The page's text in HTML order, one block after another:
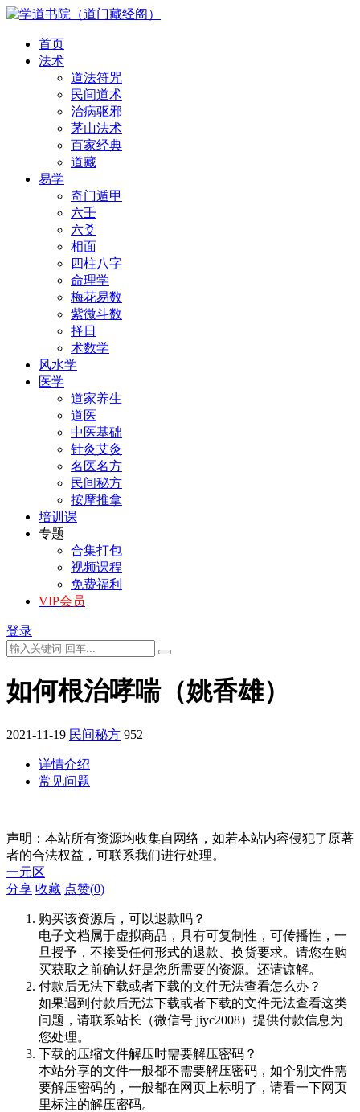
首页
法术
道法符咒
民间道术
治病驱邪
茅山法术
百家经典
道藏
易学
奇门遁甲
六壬
六爻
相面
四柱八字
命理学
梅花易数
紫微斗数
择日
术数学
风水学
医学
道家养生
道医
中医基础
针灸艾灸
名医名方
民间秘方
按摩推拿
培训课
专题
合集打包
视频课程
免费福利
VIP会员
登录
如何根治哮喘（姚香雄）
2021-11-19 民间秘方 952
详情介绍
常见问题
声明：本站所有资源均收集自网络，如若本站内容侵犯了原著
者的合法权益，可联系我们进行处理。
一元区
分享 收藏 点赞(0)
购买该资源后，可以退款吗？
电子文档属于虚拟商品，具有可复制性，可传播性，一
旦授予，不接受任何形式的退款、换货要求。请您在购
买获取之前确认好是您所需要的资源。还请谅解。
付款后无法下载或者下载的文件无法查看怎么办？
如果遇到付款后无法下载或者下载的文件无法查看这类
问题，请联系站长（微信号 jiyc2008）提供付款信息为
您处理。
下载的压缩文件解压时需要解压密码？
本站分享的文件一般都不需要解压密码，如个别文件需
要解压密码的，一般都在网页上标明了，请看一下网页
里标注的解压密码。